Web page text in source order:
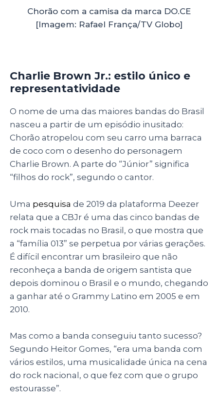
Chorão com a camisa da marca DO.CE
[Imagem: Rafael França/TV Globo]
Charlie Brown Jr.: estilo único e
representatividade
O nome de uma das maiores bandas do Brasil
nasceu a partir de um episódio inusitado:
Chorão atropelou com seu carro uma barraca
de coco com o desenho do personagem
Charlie Brown. A parte do “Júnior” significa
“filhos do rock”, segundo o cantor.
Uma pesquisa de 2019 da plataforma Deezer
relata que a CBJr é uma das cinco bandas de
rock mais tocadas no Brasil, o que mostra que
a “família 013” se perpetua por várias gerações.
É difícil encontrar um brasileiro que não
reconheça a banda de origem santista que
depois dominou o Brasil e o mundo, chegando
a ganhar até o Grammy Latino em 2005 e em
2010.
Mas como a banda conseguiu tanto sucesso?
Segundo Heitor Gomes, “era uma banda com
vários estilos, uma musicalidade única na cena
do rock nacional, o que fez com que o grupo
estourasse”.